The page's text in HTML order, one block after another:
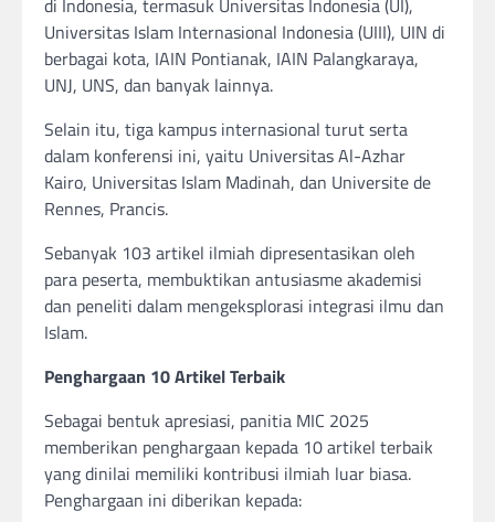
di Indonesia, termasuk Universitas Indonesia (UI),
Universitas Islam Internasional Indonesia (UIII), UIN di
berbagai kota, IAIN Pontianak, IAIN Palangkaraya,
UNJ, UNS, dan banyak lainnya.
Selain itu, tiga kampus internasional turut serta
dalam konferensi ini, yaitu Universitas Al-Azhar
Kairo, Universitas Islam Madinah, dan Universite de
Rennes, Prancis.
Sebanyak 103 artikel ilmiah dipresentasikan oleh
para peserta, membuktikan antusiasme akademisi
dan peneliti dalam mengeksplorasi integrasi ilmu dan
Islam.
Penghargaan 10 Artikel Terbaik
Sebagai bentuk apresiasi, panitia MIC 2025
memberikan penghargaan kepada 10 artikel terbaik
yang dinilai memiliki kontribusi ilmiah luar biasa.
Penghargaan ini diberikan kepada: